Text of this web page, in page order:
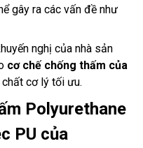
gây ra các vấn đề như
nghị của nhà sản
cơ chế chống thấm của
cơ lý tối ưu.
Polyurethane
PU của